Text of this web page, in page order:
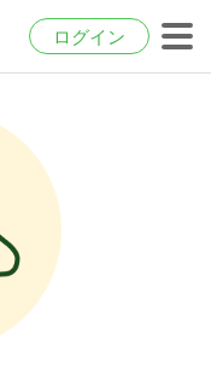
ログイン